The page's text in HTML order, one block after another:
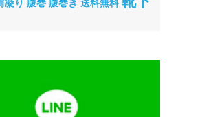
凝り 腹巻 腹巻き 送料無料